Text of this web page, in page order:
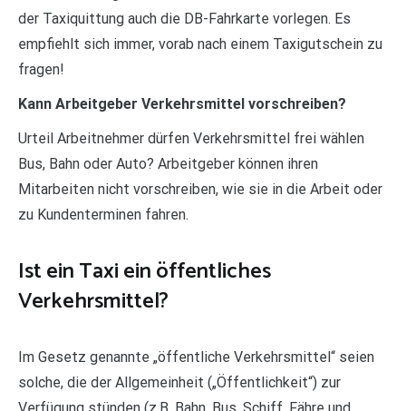
der Taxiquittung auch die DB-Fahrkarte vorlegen. Es
empfiehlt sich immer, vorab nach einem Taxigutschein zu
fragen!
Kann Arbeitgeber Verkehrsmittel vorschreiben?
Urteil Arbeitnehmer dürfen Verkehrsmittel frei wählen
Bus, Bahn oder Auto? Arbeitgeber können ihren
Mitarbeiten nicht vorschreiben, wie sie in die Arbeit oder
zu Kundenterminen fahren.
Ist ein Taxi ein öffentliches
Verkehrsmittel?
Im Gesetz genannte „öffentliche Verkehrsmittel“ seien
solche, die der Allgemeinheit („Öffentlichkeit“) zur